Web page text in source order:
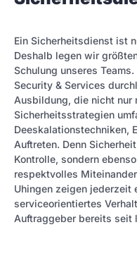
Ein Sicherheitsdienst ist
Deshalb legen wir
Schulung unseres
Security & Services
Ausbildung, die nicht nur
Sicherheitsstrategien
Deeskalationstechniken,
Auftreten. Denn
Kontrolle, sondern
respektvolles
Uhingen zeigen jederzeit
serviceorientiertes
Auftraggeber bereits seit